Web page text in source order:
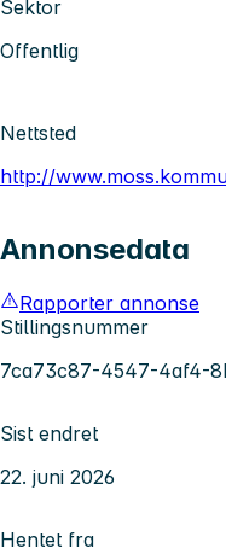
Sektor
Offentlig
Nettsted
http://
Annonsedata
Rapporter annonse
Stillingsnummer
7ca73c87-4547-4af4-
Sist endret
22. juni 2026
Hentet fra